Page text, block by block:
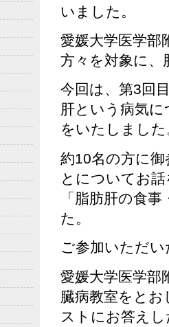
いました。
愛媛大学医学部
方々を対象に、
今回は、第3回
肝という病気
をいたしました
約10名の方に
とについてお
「脂肪肝の食
た。
ご参加いただ
愛媛大学医学
臓病教室をと
ストにお答え